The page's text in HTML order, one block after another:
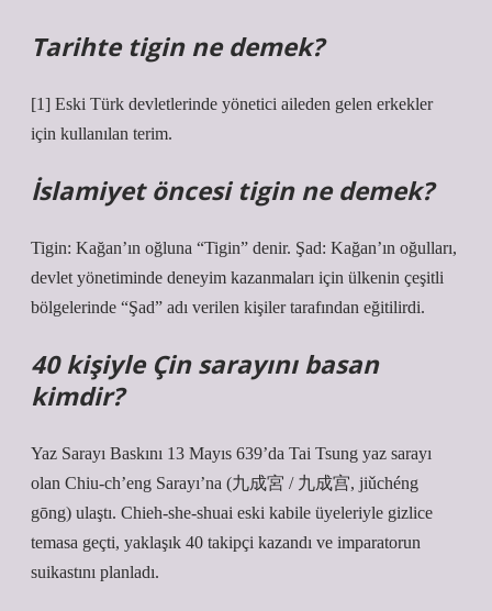
Tarihte tigin ne demek?
[1] Eski Türk devletlerinde yönetici aileden gelen erkekler
için kullanılan terim.
İslamiyet öncesi tigin ne demek?
Tigin: Kağan’ın oğluna “Tigin” denir. Şad: Kağan’ın oğulları,
devlet yönetiminde deneyim kazanmaları için ülkenin çeşitli
bölgelerinde “Şad” adı verilen kişiler tarafından eğitilirdi.
40 kişiyle Çin sarayını basan
kimdir?
Yaz Sarayı Baskını 13 Mayıs 639’da Tai Tsung yaz sarayı
olan Chiu-ch’eng Sarayı’na (九成宮 / 九成宫, jiǔchéng
gōng) ulaştı. Chieh-she-shuai eski kabile üyeleriyle gizlice
temasa geçti, yaklaşık 40 takipçi kazandı ve imparatorun
suikastını planladı.